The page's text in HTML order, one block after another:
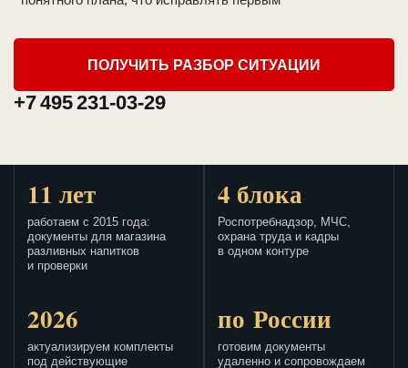
ПОЛУЧИТЬ РАЗБОР СИТУАЦИИ
+7 495 231-03-29
11 лет
работаем с 2015 года:
документы для магазина
разливных напитков
и проверки
4 блока
Роспотребнадзор, МЧС,
охрана труда и кадры
в одном контуре
2026
актуализируем комплекты
под действующие
по России
готовим документы
удаленно и сопровождаем